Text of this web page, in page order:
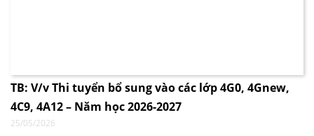
TB: V/v Thi tuyển bổ sung vào các lớp 4G0, 4Gnew,
4C9, 4A12 – Năm học 2026-2027
25/05/2026